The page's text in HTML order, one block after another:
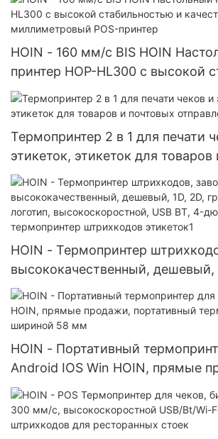
Настольный термопринтер 80
HOIN - 160 мм/с BIS HOIN
принтер HOP-HL300 с высокой
и качеством 80-миллиметровый
Термопринтер 2 в 1 для печати
этикеток, этикеток для товаров
отправлений
HOIN - Термопринтер
высококачественный, дешевый,
графический логотип,
BT, 4-дюймовый термопринтер
этикеток1
HOIN - Портативный
Android IOS Win HOIN, прямые
портативный термопринтер